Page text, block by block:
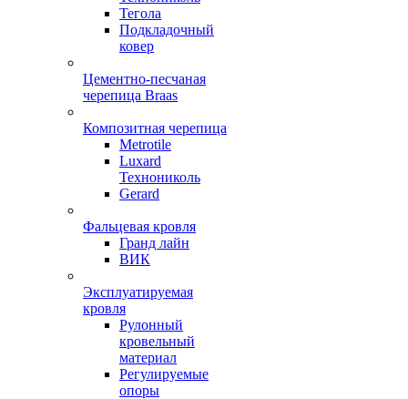
Тегола
Подкладочный
ковер
Цементно-песчаная
черепица Braas
Композитная черепица
Metrotile
Luxard
Технониколь
Gerard
Фальцевая кровля
Гранд лайн
ВИК
Эксплуатируемая
кровля
Рулонный
кровельный
материал
Регулируемые
опоры